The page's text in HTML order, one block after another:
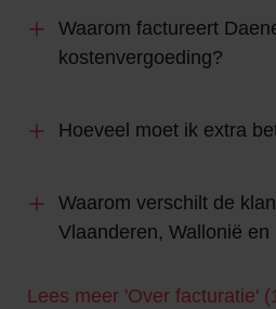
Waarom factureert
kostenvergoeding?
Hoeveel moet ik extra
Waarom verschilt de
Vlaanderen, Wallonië en
Lees meer 'Over facturatie'